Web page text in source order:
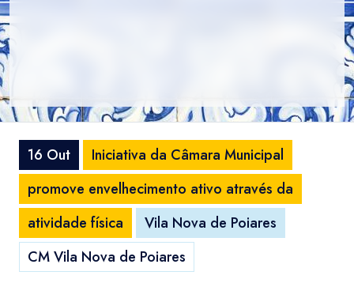
16 Out
Iniciativa da Câmara Municipal
promove envelhecimento ativo através da
atividade física
Vila Nova de Poiares
CM Vila Nova de Poiares